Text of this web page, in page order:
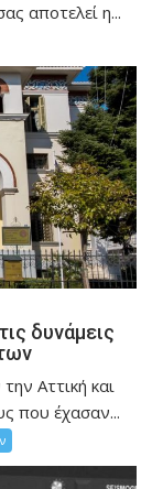
αποτελεί η...
δυνάμεις
Αττική και
που έχασαν...